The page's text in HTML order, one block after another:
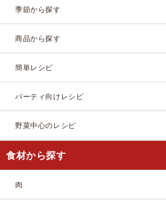
季節から探す
商品から探す
簡単レシピ
パーティ向けレシピ
野菜中心のレシピ
食材から探す
肉